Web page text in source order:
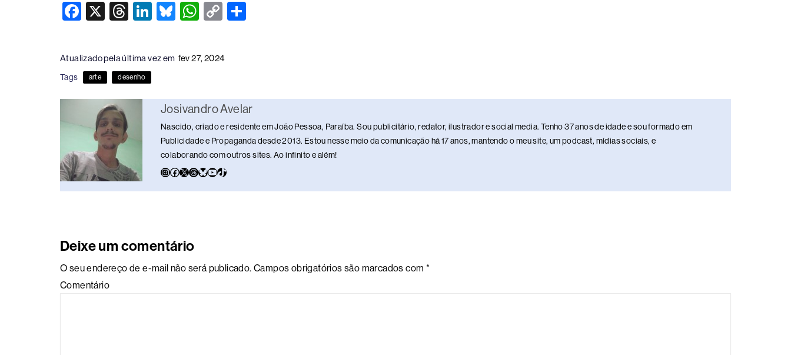
F
c
e
b
o
o
X
T
e
a
d
s
Li
e
n
Bl
e
sk
W
at
s
p
p
C
p
y
n
k
Atualizado pela última vez em fev 27, 2024
Tags arte desenho
Josivandro Avelar
Nascido, criado e residente em João Pessoa, Paraíba. Sou publicitário, redator, ilustrador e social media. Tenho 37 anos de idade e sou formado em
Publicidade e Propaganda desde 2013. Estou nesse meio da comunicação há 17 anos, mantendo o meu site, um podcast, mídias sociais, e
colaborando com outros sites. Ao infinito e além!
Deixe um comentário
O seu endereço de e-mail não será publicado. Campos obrigatórios são marcados com *
Comentário